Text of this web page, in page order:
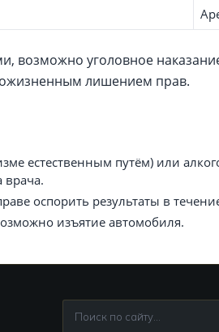
возможно уголовное
лишением прав.
естественным путём) или
врача.
оспорить результаты в
изъятие автомобиля.